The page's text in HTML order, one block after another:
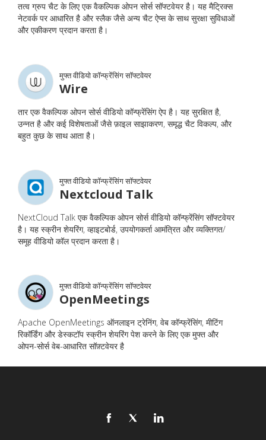
तत्व ग्रुप चैट के लिए एक वैकल्पिक ओपन सोर्स सॉफ्टवेयर है। यह मैट्रिक्स
नेटवर्क पर आधारित है और स्लैक जैसे अन्य चैट ऐप्स के साथ सुरक्षा सुविधाओं
और एकीकरण प्रदान करता है।
मुफ्त वीडियो कॉन्फ्रेंसिंग सॉफ्टवेयर
Wire
तार एक वैकल्पिक ओपन सोर्स वीडियो कॉन्फ्रेंसिंग ऐप है। यह सुरक्षित है,
उन्नत है और कई विशेषताओं जैसे फ़ाइल साझाकरण, समृद्ध चैट विकल्प, और
बहुत कुछ के साथ आता है।
मुफ्त वीडियो कॉन्फ्रेंसिंग सॉफ्टवेयर
Nextcloud Talk
NextCloud Talk एक वैकल्पिक ओपन सोर्स वीडियो कॉन्फ्रेंसिंग सॉफ्टवेयर
है। यह स्क्रीन शेयरिंग, व्हाइटबोर्ड, उपयोगकर्ता आमंत्रित और व्यक्तिगत/
समूह वीडियो कॉल प्रदान करता है।
मुफ्त वीडियो कॉन्फ्रेंसिंग सॉफ्टवेयर
OpenMeetings
Apache OpenMeetings ऑनलाइन ट्रेनिंग, वेब कॉन्फ्रेंसिंग, मीटिंग
रिकॉर्डिंग और डेस्कटॉप स्क्रीन शेयरिंग पेश करने के लिए एक मुफ्त और
ओपन-सोर्स वेब-आधारित सॉफ़्टवेयर है